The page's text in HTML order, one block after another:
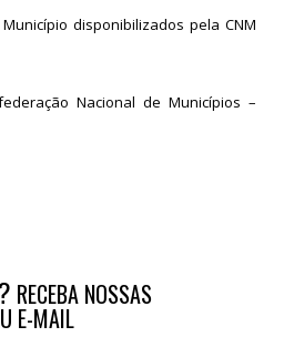
disponibilizados pela CNM
Nacional de Municípios –
? RECEBA NOSSAS
E-MAIL